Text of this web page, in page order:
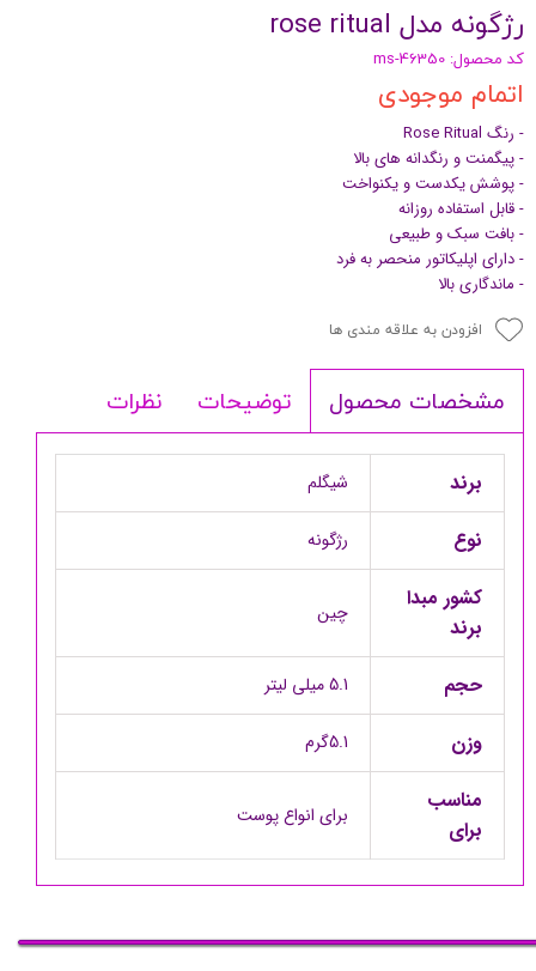
رژگونه مدل rose ritual
کد محصول: ms-46350
اتمام موجودی
- رنگ Rose Ritual
- پیگمنت و رنگدانه های بالا
- پوشش یکدست و یکنواخت
- قابل استفاده روزانه
- بافت سبک و طبیعی
- دارای اپلیکاتور منحصر به فرد
- ماندگاری بالا
افزودن به علاقه مندی ها
مشخصات محصول توضیحات نظرات
برند شیگلم
نوع رژگونه
کشور مبدا
برند
چین
حجم 5.1 میلی لیتر
وزن 5.1گرم
مناسب
برای
برای انواع پوست